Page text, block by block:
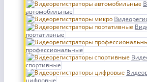
автомобильные
портативные
профессиональные
спортивные
цифровые